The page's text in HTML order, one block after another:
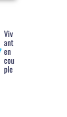
Viv
ant
en
cou
ple